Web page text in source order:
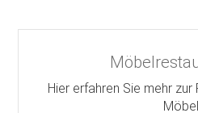
Hier erfahren Sie mehr
Möbel